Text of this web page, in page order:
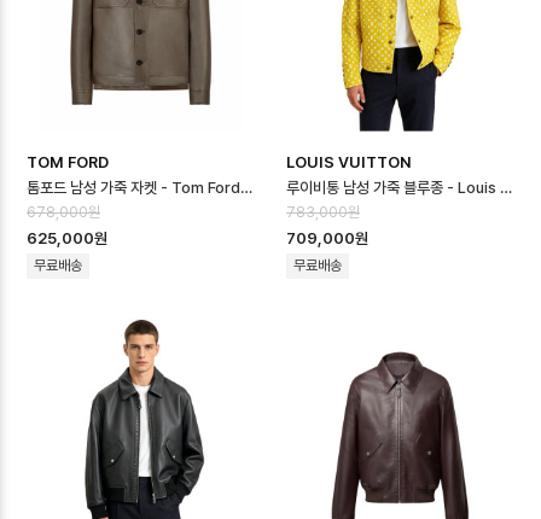
TOM FORD
톰포드 남성 가죽 자켓 - Tom Ford Mens Leather Jacket - toc1…
678,000원
625,000원
무료배송
LOUIS VUITTON
루이비통 남성 가죽 블루종 - Louis vuitton Mens Padded Leather…
783,000원
709,000원
무료배송